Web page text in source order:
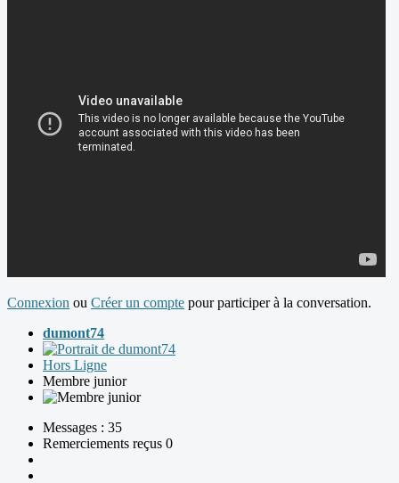
Connexion ou Créer un compte pour participer à la conversation.
dumont74
Hors Ligne
Membre junior
Messages : 35
Remerciements reçus 0